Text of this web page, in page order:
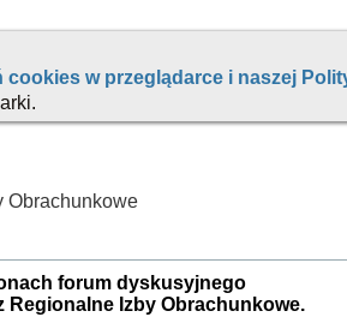
forum dyskusyjnego
Regionalne Izby Obrachunkowe.